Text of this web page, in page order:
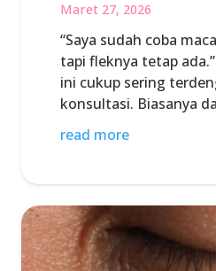
Maret 27, 2026
“Saya sudah coba
tapi fleknya tetap
ini cukup sering
konsultasi. Biasanya
read more